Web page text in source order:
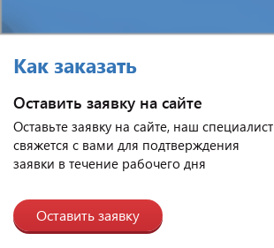
Как заказать
Оставить заявку на сайте
Оставьте заявку на сайте, наш специалист
свяжется с вами для подтверждения
заявки в течение рабочего дня
Оставить заявку